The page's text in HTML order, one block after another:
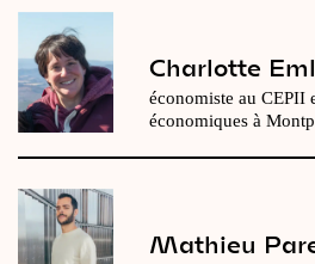
Charlotte
économiste au CEPII
économiques à
Mathieu